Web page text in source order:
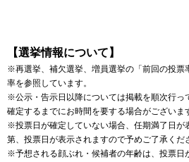
【選挙情報について】
※再選挙、補欠選挙、増員選挙の「前回の投票
率を参照しています。
※公示・告示日以降については掲載を順次行っ
確定するまでにお時間を要する場合がございま
※投票日が確定していない場合、任期満了日が
第、投票日が表示されますので予めご了承くだ
※予想される顔ぶれ・候補者の年齢は、投票日